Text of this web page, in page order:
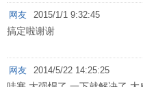
网友 2015/1/1 9:32:45
搞定啦谢谢
网友 2014/5/22 14:25:25